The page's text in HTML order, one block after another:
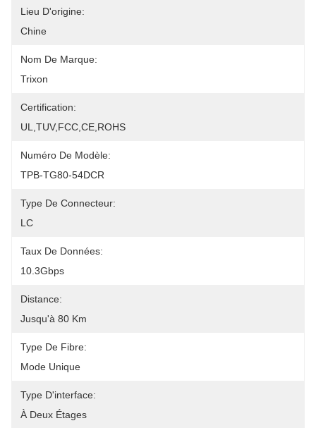
Lieu D'origine:
Chine
Nom De Marque:
Trixon
Certification:
UL,TUV,FCC,CE,ROHS
Numéro De Modèle:
TPB-TG80-54DCR
Type De Connecteur:
LC
Taux De Données:
10.3Gbps
Distance:
Jusqu'à 80 Km
Type De Fibre:
Mode Unique
Type D'interface:
À Deux Étages